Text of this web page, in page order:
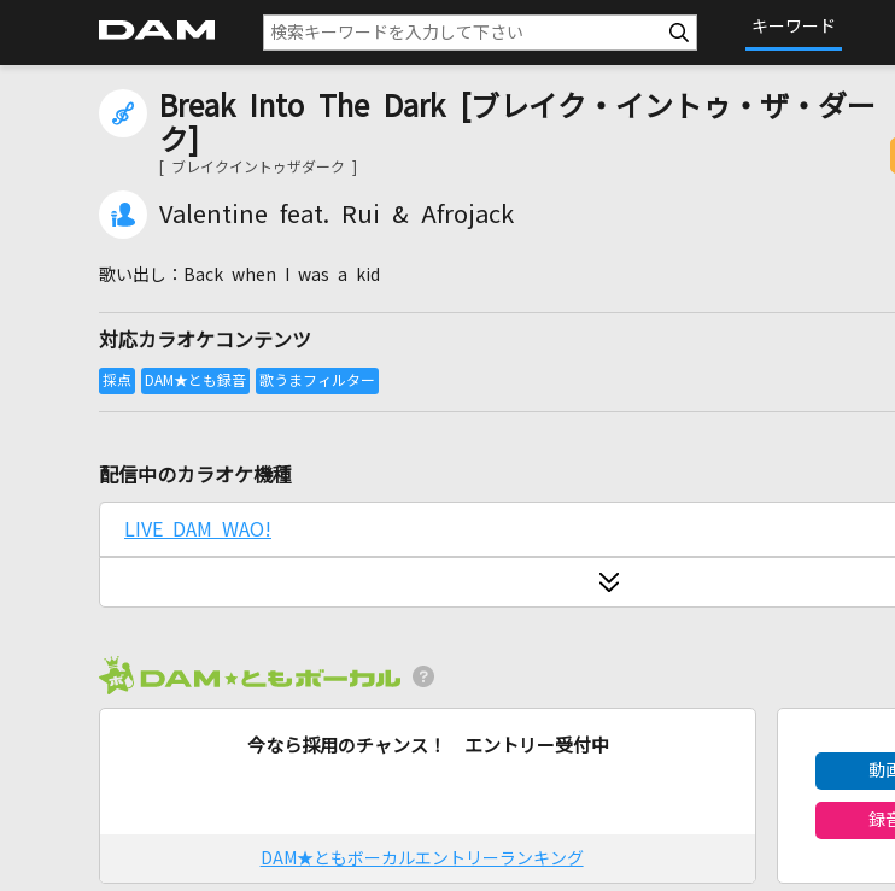
キーワード
Break Into The Dark [ブレイク・イントゥ・ザ・ダー
ク]
[ ブレイクイントゥザダーク ]
Valentine feat. Rui & Afrojack
Back when I was a kid
対応カラオケコンテンツ
配信中のカラオケ機種
LIVE DAM WAO!
今なら採用のチャンス！ エントリー受付中
DAM★ともボーカルエントリーランキング
動
録